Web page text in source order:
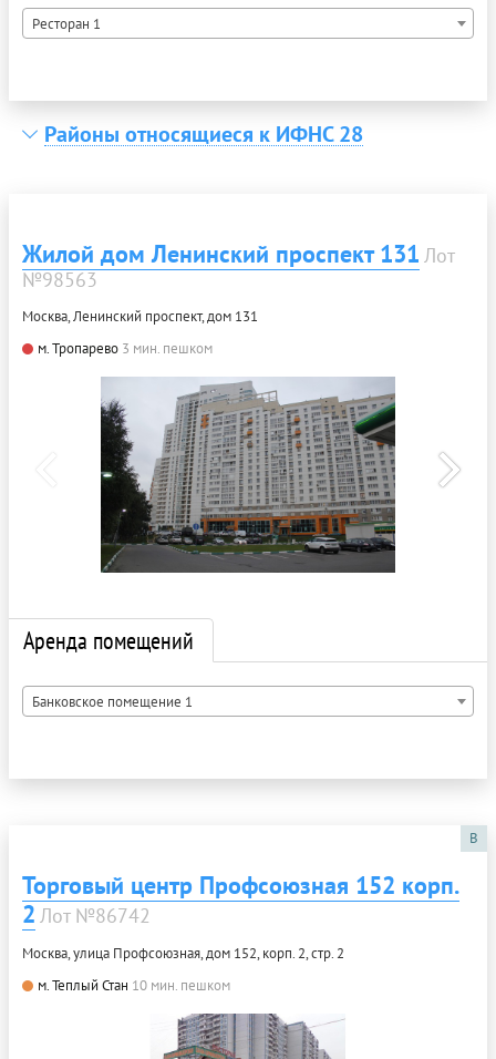
Ресторан 1
Районы относящиеся к ИФНС 28
Жилой дом Ленинский проспект 131 Лот
№98563
Москва, Ленинский проспект, дом 131
м. Тропарево 3 мин. пешком
Аренда помещений
Банковское помещение 1
B
Торговый центр Профсоюзная 152 корп.
2 Лот №86742
Москва, улица Профсоюзная, дом 152, корп. 2, стр. 2
м. Теплый Стан 10 мин. пешком